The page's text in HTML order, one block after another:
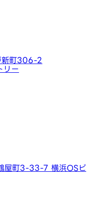
新町306-2
リー
屋町3-33-7 横浜OSビ